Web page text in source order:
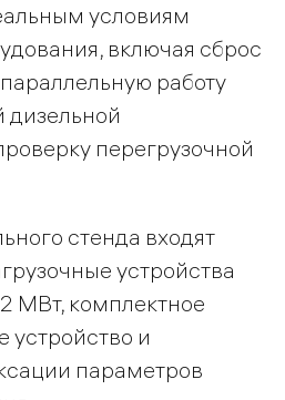
условиям
включая сброс
работу
дизельной
перегрузочной
стенда входят
устройства
МВт, комплектное
устройство и
параметров